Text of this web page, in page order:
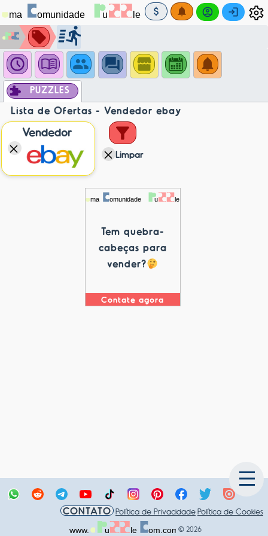
PUZZLES
Lista de Ofertas - Vendedor ebay
Vendedor
Limpar
Tem quebra-
cabeças para
vender?
Contate agora
CONTATO Política de PrivacidadePolítica de Cookies
© 2026